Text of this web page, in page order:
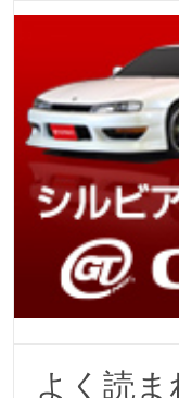
よく読